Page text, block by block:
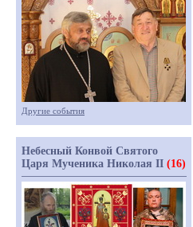
Другие события
Небесный Конвой Святого
Царя Мученика Николая II (16)